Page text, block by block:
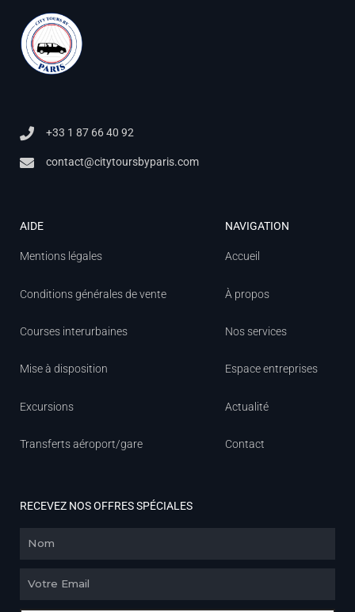
+33 1 87 66 40 92
contact@citytoursbyparis.com
AIDE
Mentions légales
Conditions générales de vente
Courses interurbaines
Mise à disposition
Excursions
Transferts aéroport/gare
NAVIGATION
Accueil
À propos
Nos services
Espace entreprises
Actualité
Contact
RECEVEZ NOS OFFRES SPÉCIALES